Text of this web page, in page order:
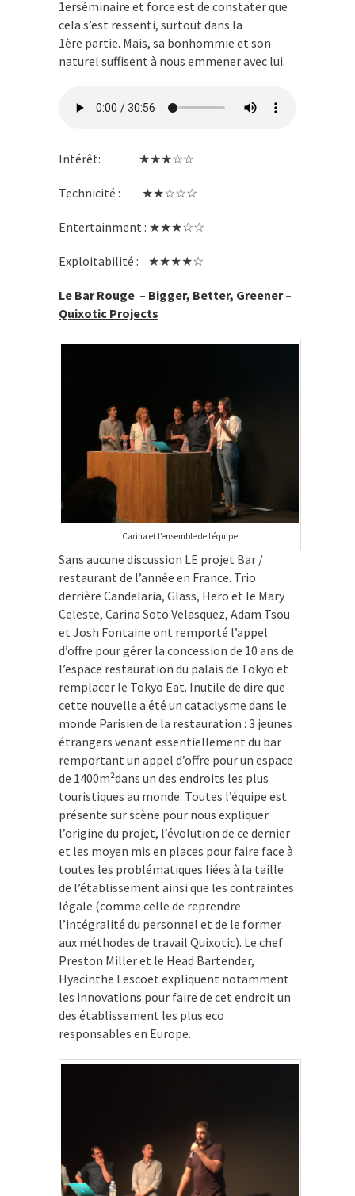
1erséminaire et force est de constater que
cela s’est ressenti, surtout dans la
1ère partie. Mais, sa bonhommie et son
naturel suffisent à nous emmener avec lui.
Intérêt: ★★★☆☆
Technicité : ★★☆☆☆
Entertainment : ★★★☆☆
Exploitabilité : ★★★★☆
Le Bar Rouge – Bigger, Better, Greener –
Quixotic Projects
Carina et l’ensemble de l’équipe
Sans aucune discussion LE projet Bar /
restaurant de l’année en France. Trio
derrière Candelaria, Glass, Hero et le Mary
Celeste, Carina Soto Velasquez, Adam Tsou
et Josh Fontaine ont remporté l’appel
d’offre pour gérer la concession de 10 ans de
l’espace restauration du palais de Tokyo et
remplacer le Tokyo Eat. Inutile de dire que
cette nouvelle a été un cataclysme dans le
monde Parisien de la restauration : 3 jeunes
étrangers venant essentiellement du bar
remportant un appel d’offre pour un espace
de 1400m²dans un des endroits les plus
touristiques au monde. Toutes l’équipe est
présente sur scène pour nous expliquer
l’origine du projet, l’évolution de ce dernier
et les moyen mis en places pour faire face à
toutes les problématiques liées à la taille
de l’établissement ainsi que les contraintes
légale (comme celle de reprendre
l’intégralité du personnel et de le former
aux méthodes de travail Quixotic). Le chef
Preston Miller et le Head Bartender,
Hyacinthe Lescoet expliquent notamment
les innovations pour faire de cet endroit un
des établissement les plus eco
responsables en Europe.